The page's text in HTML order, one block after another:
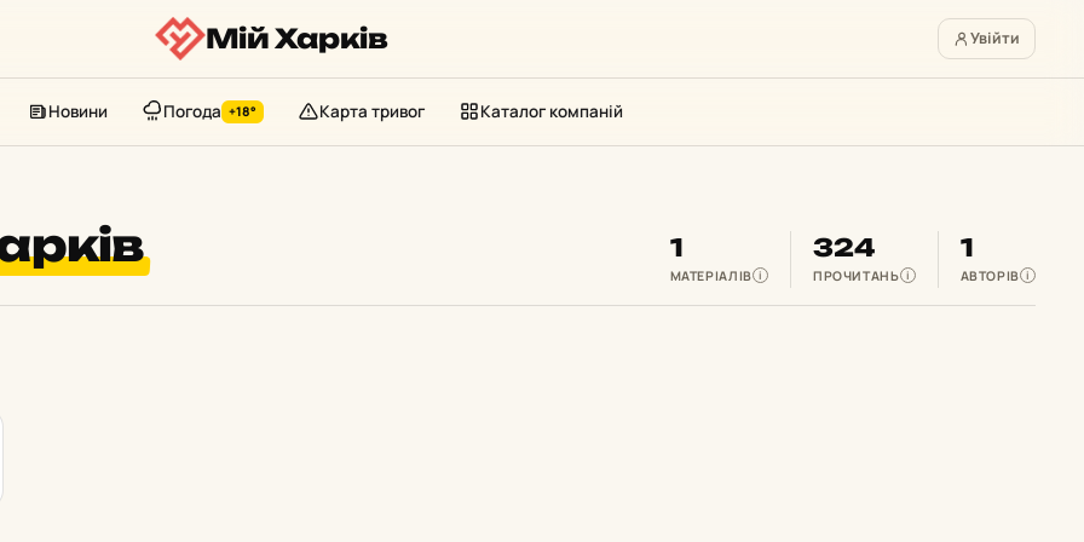
Мій Харків Увійти
Новини Погода +18° Карта тривог Каталог компаній
1
МАТЕРІАЛІВ i
324
ПРОЧИТАНЬ i
1
АВТОРІВ i